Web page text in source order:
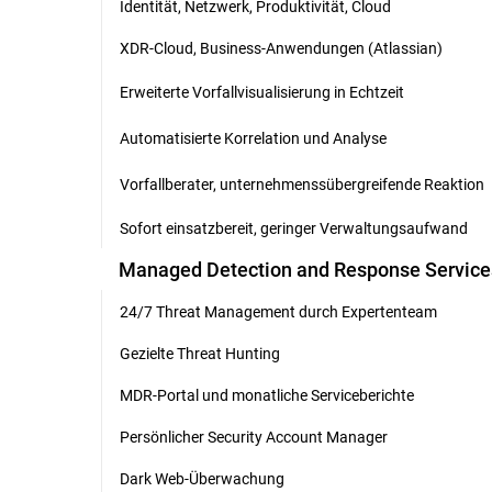
Identität, Netzwerk, Produktivität, Cloud
XDR-Cloud, Business-Anwendungen (Atlassian)
Erweiterte Vorfallvisualisierung in Echtzeit
Automatisierte Korrelation und Analyse
Vorfallberater, unternehmenssübergreifende Reaktion
Sofort einsatzbereit, geringer Verwaltungsaufwand
Managed Detection and Response
24/7 Threat Management durch Expertenteam
Gezielte Threat Hunting
MDR-Portal und monatliche Serviceberichte
Persönlicher Security Account Manager
Dark Web-Überwachung